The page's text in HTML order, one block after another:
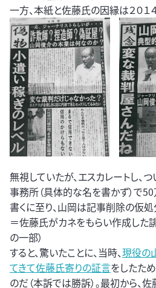
一方、本紙と佐藤氏の因縁は２０１
無視していたが、エスカレートし、
事務所（具体的な名を書かず）で
書くに至り、山岡は記事削除の仮処
＝佐藤氏がカネをもらい作成した
の一部）
すると、驚いたことに、当時、現役の
てきて佐藤氏寄りの証言をしたた
のだ（本訴では勝訴）。最初から、